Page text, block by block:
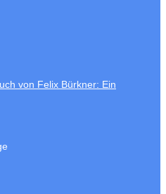
von Felix Bürkner: Ein